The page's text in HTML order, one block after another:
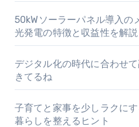
50kWソーラーパネル導入の
光発電の特徴と収益性を解説
デジタル化の時代に合わせ
きてるね
子育てと家事を少しラクに
暮らしを整えるヒント